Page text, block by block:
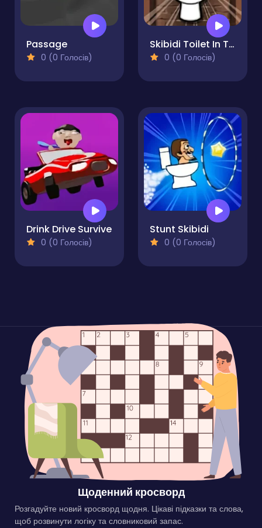
Passage
0 (0 Голосів)
Skibidi Toilet In The Tower
0 (0 Голосів)
Drink Drive Survive
0 (0 Голосів)
Stunt Skibidi
0 (0 Голосів)
Щоденний кросворд
Розгадуйте новий кросворд щодня. Цікаві підказки та слова,
щоб розвинути логіку та словниковий запас.